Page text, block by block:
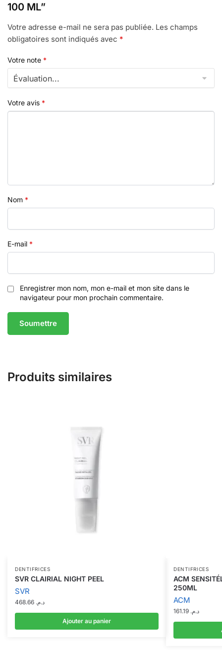
100 ML”
Votre adresse e-mail ne sera pas publiée. Les champs
obligatoires sont indiqués avec *
Votre note *
Votre avis *
Nom *
E-mail *
Enregistrer mon nom, mon e-mail et mon site dans le
navigateur pour mon prochain commentaire.
Produits similaires
DENTIFRICES
SVR CLAIRIAL NIGHT PEEL
SVR
د.م.
Ajouter au panier
DENTIFRICES
ACM
250ML
ACM
د.م.